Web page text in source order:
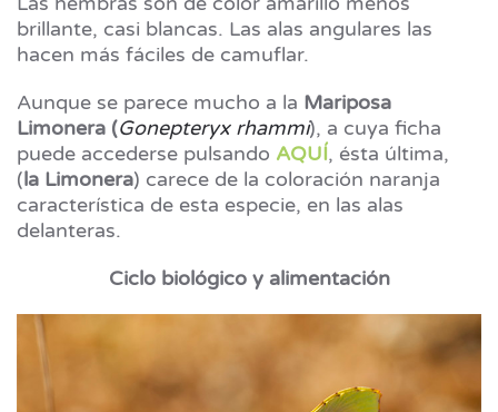
brillante, casi blancas. Las alas angulares las
hacen más fáciles de camuflar.
Aunque se parece mucho a la Mariposa
Limonera (Gonepteryx rhammi), a cuya ficha
puede accederse pulsando AQUÍ, ésta última,
(la Limonera) carece de la coloración naranja
característica de esta especie, en las alas
delanteras.
Ciclo biológico y alimentación